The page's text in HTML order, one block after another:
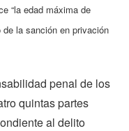
“la edad máxima de
la sanción en privación
penal de los
quintas partes
al delito